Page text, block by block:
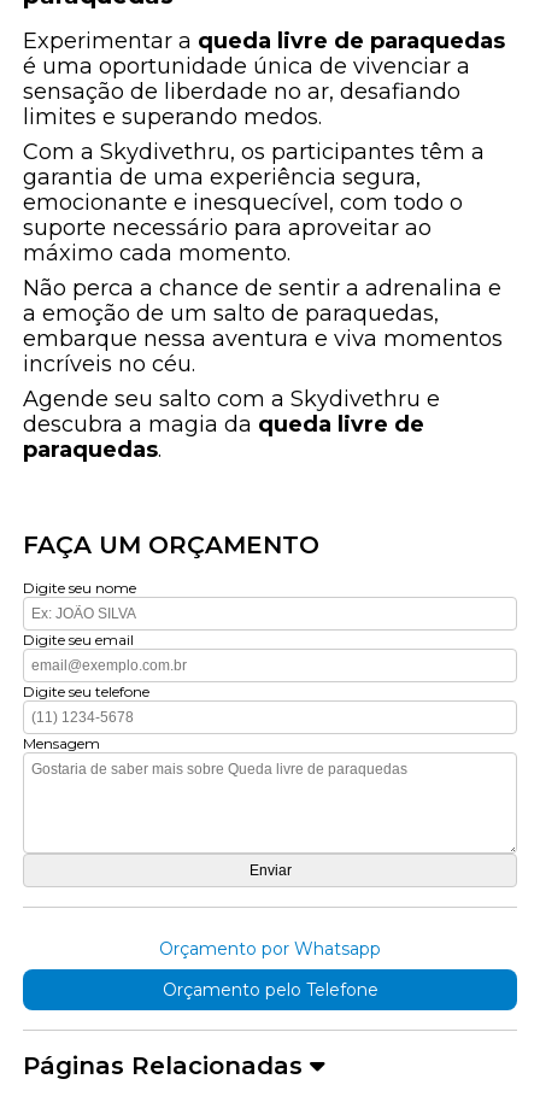
Experimentar a queda livre de paraquedas
é uma oportunidade única de vivenciar a
sensação de liberdade no ar, desafiando
limites e superando medos.
Com a Skydivethru, os participantes têm a
garantia de uma experiência segura,
emocionante e inesquecível, com todo o
suporte necessário para aproveitar ao
máximo cada momento.
Não perca a chance de sentir a adrenalina e
a emoção de um salto de paraquedas,
embarque nessa aventura e viva momentos
incríveis no céu.
Agende seu salto com a Skydivethru e
descubra a magia da queda livre de
paraquedas.
FAÇA UM ORÇAMENTO
Digite seu nome
Digite seu email
Digite seu telefone
Mensagem
Orçamento por Whatsapp
Orçamento pelo Telefone
Páginas Relacionadas